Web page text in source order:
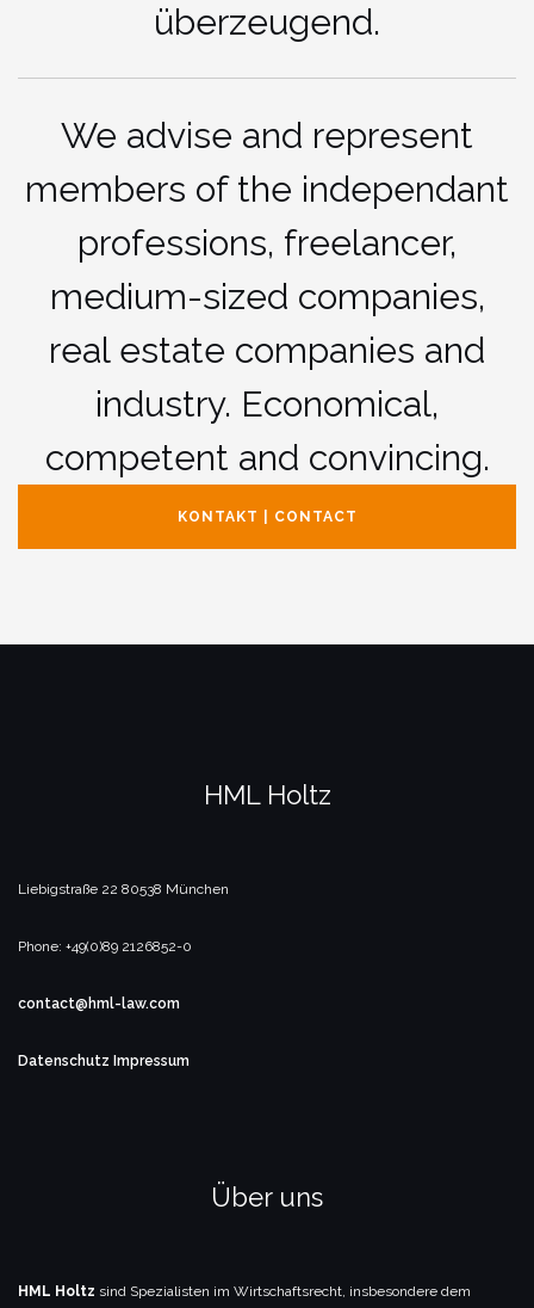
überzeugend.
We advise and represent
members of the independant
professions, freelancer,
medium-sized companies,
real estate companies and
industry. Economical,
competent and convincing.
KONTAKT | CONTACT
HML Holtz
Liebigstraße 22 80538 München
Phone: +49(0)89 2126852-0
contact@hml-law.com
Datenschutz Impressum
Über uns
HML Holtz sind Spezialisten im Wirtschaftsrecht, insbesondere dem